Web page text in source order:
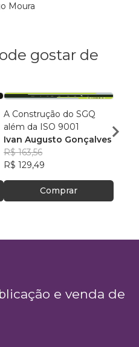
Moura
gostar de
A Construção do SGQ
além da ISO 9001
Ivan Augusto Gonçalves
R$ 163,56
R$ 129,49
Comprar
e venda de